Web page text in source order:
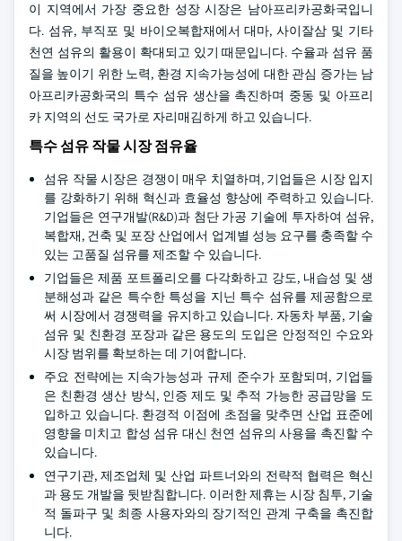
이 지역에서 가장 중요한 성장 시장은 남아프리카공화국입니
다. 섬유, 부직포 및 바이오복합재에서 대마, 사이잘삼 및 기타
천연 섬유의 활용이 확대되고 있기 때문입니다. 수율과 섬유 품
질을 높이기 위한 노력, 환경 지속가능성에 대한 관심 증가는 남
아프리카공화국의 특수 섬유 생산을 촉진하며 중동 및 아프리
카 지역의 선도 국가로 자리매김하게 하고 있습니다.
특수 섬유 작물 시장 점유율
섬유 작물 시장은 경쟁이 매우 치열하며, 기업들은 시장 입지
를 강화하기 위해 혁신과 효율성 향상에 주력하고 있습니다.
기업들은 연구개발(R&D)과 첨단 가공 기술에 투자하여 섬유,
복합재, 건축 및 포장 산업에서 업계별 성능 요구를 충족할 수
있는 고품질 섬유를 제조할 수 있습니다.
기업들은 제품 포트폴리오를 다각화하고 강도, 내습성 및 생
분해성과 같은 특수한 특성을 지닌 특수 섬유를 제공함으로
써 시장에서 경쟁력을 유지하고 있습니다. 자동차 부품, 기술
섬유 및 친환경 포장과 같은 용도의 도입은 안정적인 수요와
시장 범위를 확보하는 데 기여합니다.
주요 전략에는 지속가능성과 규제 준수가 포함되며, 기업들
은 친환경 생산 방식, 인증 제도 및 추적 가능한 공급망을 도
입하고 있습니다. 환경적 이점에 초점을 맞추면 산업 표준에
영향을 미치고 합성 섬유 대신 천연 섬유의 사용을 촉진할 수
있습니다.
연구기관, 제조업체 및 산업 파트너와의 전략적 협력은 혁신
과 용도 개발을 뒷받침합니다. 이러한 제휴는 시장 침투, 기술
적 돌파구 및 최종 사용자와의 장기적인 관계 구축을 촉진합
니다.